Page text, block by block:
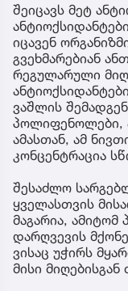
შეიცავს მეტ
იცავენ
გვეხმარებიან
რეგულარული
ვაშლის
პოლიფენოლები,
ამასთან, ამ
კონცენტრაცია
შესაძლო
ყველასთვის
მაგარია, ამიტომ
დარღვევის
ვისაც უჭირს
მისი მიღებისგან